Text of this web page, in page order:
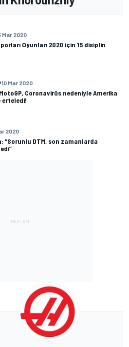
Mar 2020
Oyunları 2020 için 15 disiplin
10 Mar 2020
Coronavirüs nedeniyle Amerika
erteledi!
2020
“Sorunlu DTM, son zamanlarda